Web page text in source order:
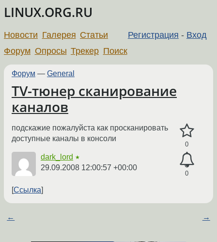
LINUX.ORG.RU
Регистрация - Вход
Новости Галерея Статьи
Форум Опросы Трекер Поиск
Форум — General
TV-тюнер сканирование
каналов
0
0
подскажие пожалуйста как просканировать
доступные каналы в консоли
dark_lord ★
29.09.2008 12:00:57 +00:00
Ссылка
← →